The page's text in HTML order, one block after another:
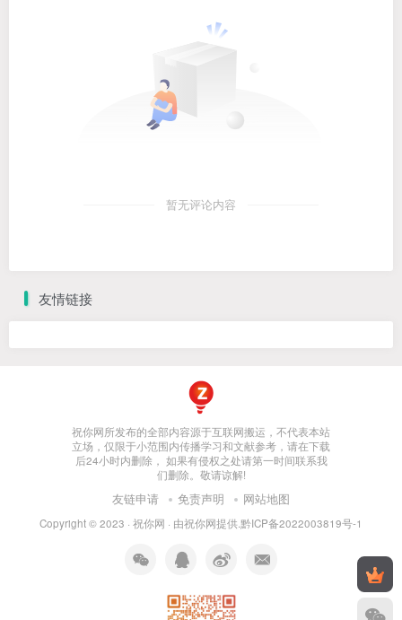
暂无评论内容
友情链接
祝你网所发布的全部内容源于互联网搬运，不代表本站
立场，仅限于小范围内传播学习和文献参考，请在下载
后24小时内删除， 如果有侵权之处请第一时间联系我
们删除。敬请谅解!
友链申请 免责声明 网站地图
Copyright © 2023 · 祝你网 · 由祝你网提供.黔ICP备2022003819号-1